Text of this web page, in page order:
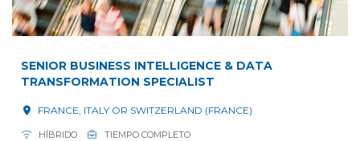
SENIOR BUSINESS INTELLIGENCE & DATA
TRANSFORMATION SPECIALIST
FRANCE, ITALY OR SWITZERLAND (FRANCE)
HÍBRIDO TIEMPO COMPLETO